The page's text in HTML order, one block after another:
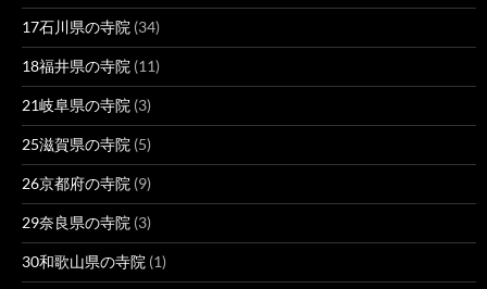
17石川県の寺院 (34)
18福井県の寺院 (11)
21岐阜県の寺院 (3)
25滋賀県の寺院 (5)
26京都府の寺院 (9)
29奈良県の寺院 (3)
30和歌山県の寺院 (1)